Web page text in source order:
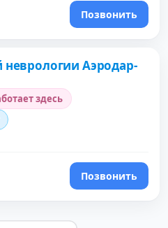
Позвонить
неврологии Аэродар-
здесь
Позвонить